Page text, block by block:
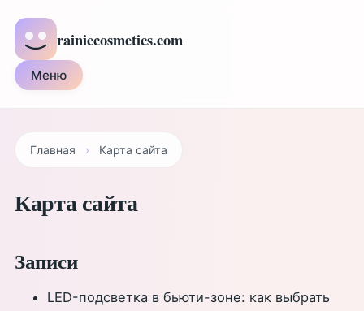
rainiecosmetics.com
Меню
Главная › Карта сайта
Карта сайта
Записи
LED-подсветка в бьюти-зоне: как выбрать